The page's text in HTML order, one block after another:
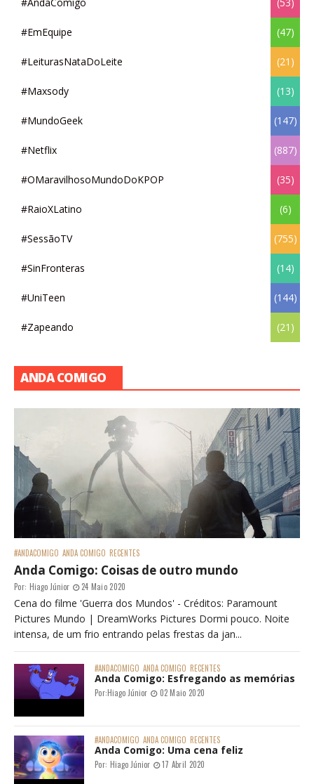
#EmEquipe (47)
#LeiturasNataDoLeite (21)
#Maxsody (13)
#MundoGeek (147)
#Netflix (887)
#OMaravilhosoMundoDoKPOP (35)
#RaioXLatino (6)
#SessãoTV (755)
#SinFronteras (14)
#UniTeen (144)
#Zapeando (21)
ANDA COMIGO
#ANDACOMIGO ANDA COMIGO RECENTES
Anda Comigo: Coisas de outro mundo
Por: Hiago Júnior 24 Maio 2020
Cena do filme 'Guerra dos Mundos' - Créditos: Paramount
Pictures Mundo | DreamWorks Pictures Dormi pouco. Noite
intensa, de um frio entrando pelas frestas da jan...
#ANDACOMIGO ANDA COMIGO RECENTES
Anda Comigo: Esfregando as memórias
Por:Hiago Júnior 02 Maio 2020
#ANDACOMIGO ANDA COMIGO RECENTES
Anda Comigo: Uma cena feliz
Por: Hiago Júnior 17 Abril 2020